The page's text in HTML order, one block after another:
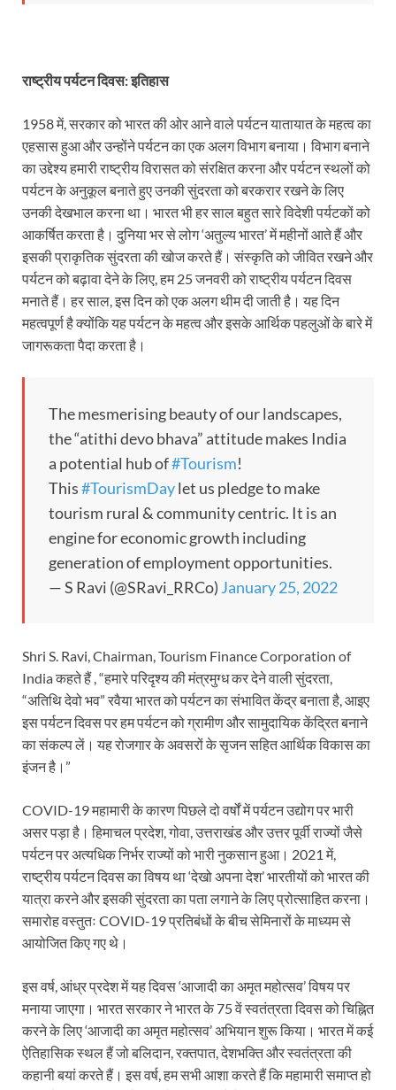
राष्ट्रीय पर्यटन दिवस: इतिहास
1958 में, सरकार को भारत की ओर आने वाले पर्यटन यातायात के महत्व का
एहसास हुआ और उन्होंने पर्यटन का एक अलग विभाग बनाया। विभाग बनाने
का उद्देश्य हमारी राष्ट्रीय विरासत को संरक्षित करना और पर्यटन स्थलों को
पर्यटन के अनुकूल बनाते हुए उनकी सुंदरता को बरकरार रखने के लिए
उनकी देखभाल करना था। भारत भी हर साल बहुत सारे विदेशी पर्यटकों को
आकर्षित करता है। दुनिया भर से लोग ‘अतुल्य भारत’ में महीनों आते हैं और
इसकी प्राकृतिक सुंदरता की खोज करते हैं। संस्कृति को जीवित रखने और
पर्यटन को बढ़ावा देने के लिए, हम 25 जनवरी को राष्ट्रीय पर्यटन दिवस
मनाते हैं। हर साल, इस दिन को एक अलग थीम दी जाती है। यह दिन
महत्वपूर्ण है क्योंकि यह पर्यटन के महत्व और इसके आर्थिक पहलुओं के बारे में
जागरूकता पैदा करता है।
The mesmerising beauty of our landscapes,
the “atithi devo bhava” attitude makes India
a potential hub of#Tourism!
This#TourismDaylet us pledge to make
tourism rural & community centric. It is an
engine for economic growth including
generation of employment opportunities.
— S Ravi (@SRavi_RRCo) January 25, 2022
Shri S. Ravi, Chairman, Tourism Finance Corporation of
India कहते हैं , “हमारे परिदृश्य की मंत्रमुग्ध कर देने वाली सुंदरता,
“अतिथि देवो भव” रवैया भारत को पर्यटन का संभावित केंद्र बनाता है, आइए
इस पर्यटन दिवस पर हम पर्यटन को ग्रामीण और सामुदायिक केंद्रित बनाने
का संकल्प लें। यह रोजगार के अवसरों के सृजन सहित आर्थिक विकास का
इंजन है।”
COVID-19 महामारी के कारण पिछले दो वर्षों में पर्यटन उद्योग पर भारी
असर पड़ा है। हिमाचल प्रदेश, गोवा, उत्तराखंड और उत्तर पूर्वी राज्यों जैसे
पर्यटन पर अत्यधिक निर्भर राज्यों को भारी नुकसान हुआ। 2021 में,
राष्ट्रीय पर्यटन दिवस का विषय था ‘देखो अपना देश’ भारतीयों को भारत की
यात्रा करने और इसकी सुंदरता का पता लगाने के लिए प्रोत्साहित करना।
समारोह वस्तुतः COVID-19 प्रतिबंधों के बीच सेमिनारों के माध्यम से
आयोजित किए गए थे।
इस वर्ष, आंध्र प्रदेश में यह दिवस ‘आजादी का अमृत महोत्सव’ विषय पर
मनाया जाएगा। भारत सरकार ने भारत के 75 वें स्वतंत्रता दिवस को चिह्नित
करने के लिए ‘आजादी का अमृत महोत्सव’ अभियान शुरू किया। भारत में कई
ऐतिहासिक स्थल हैं जो बलिदान, रक्तपात, देशभक्ति और स्वतंत्रता की
कहानी बयां करते हैं। इस वर्ष, हम सभी आशा करते हैं कि महामारी समाप्त हो